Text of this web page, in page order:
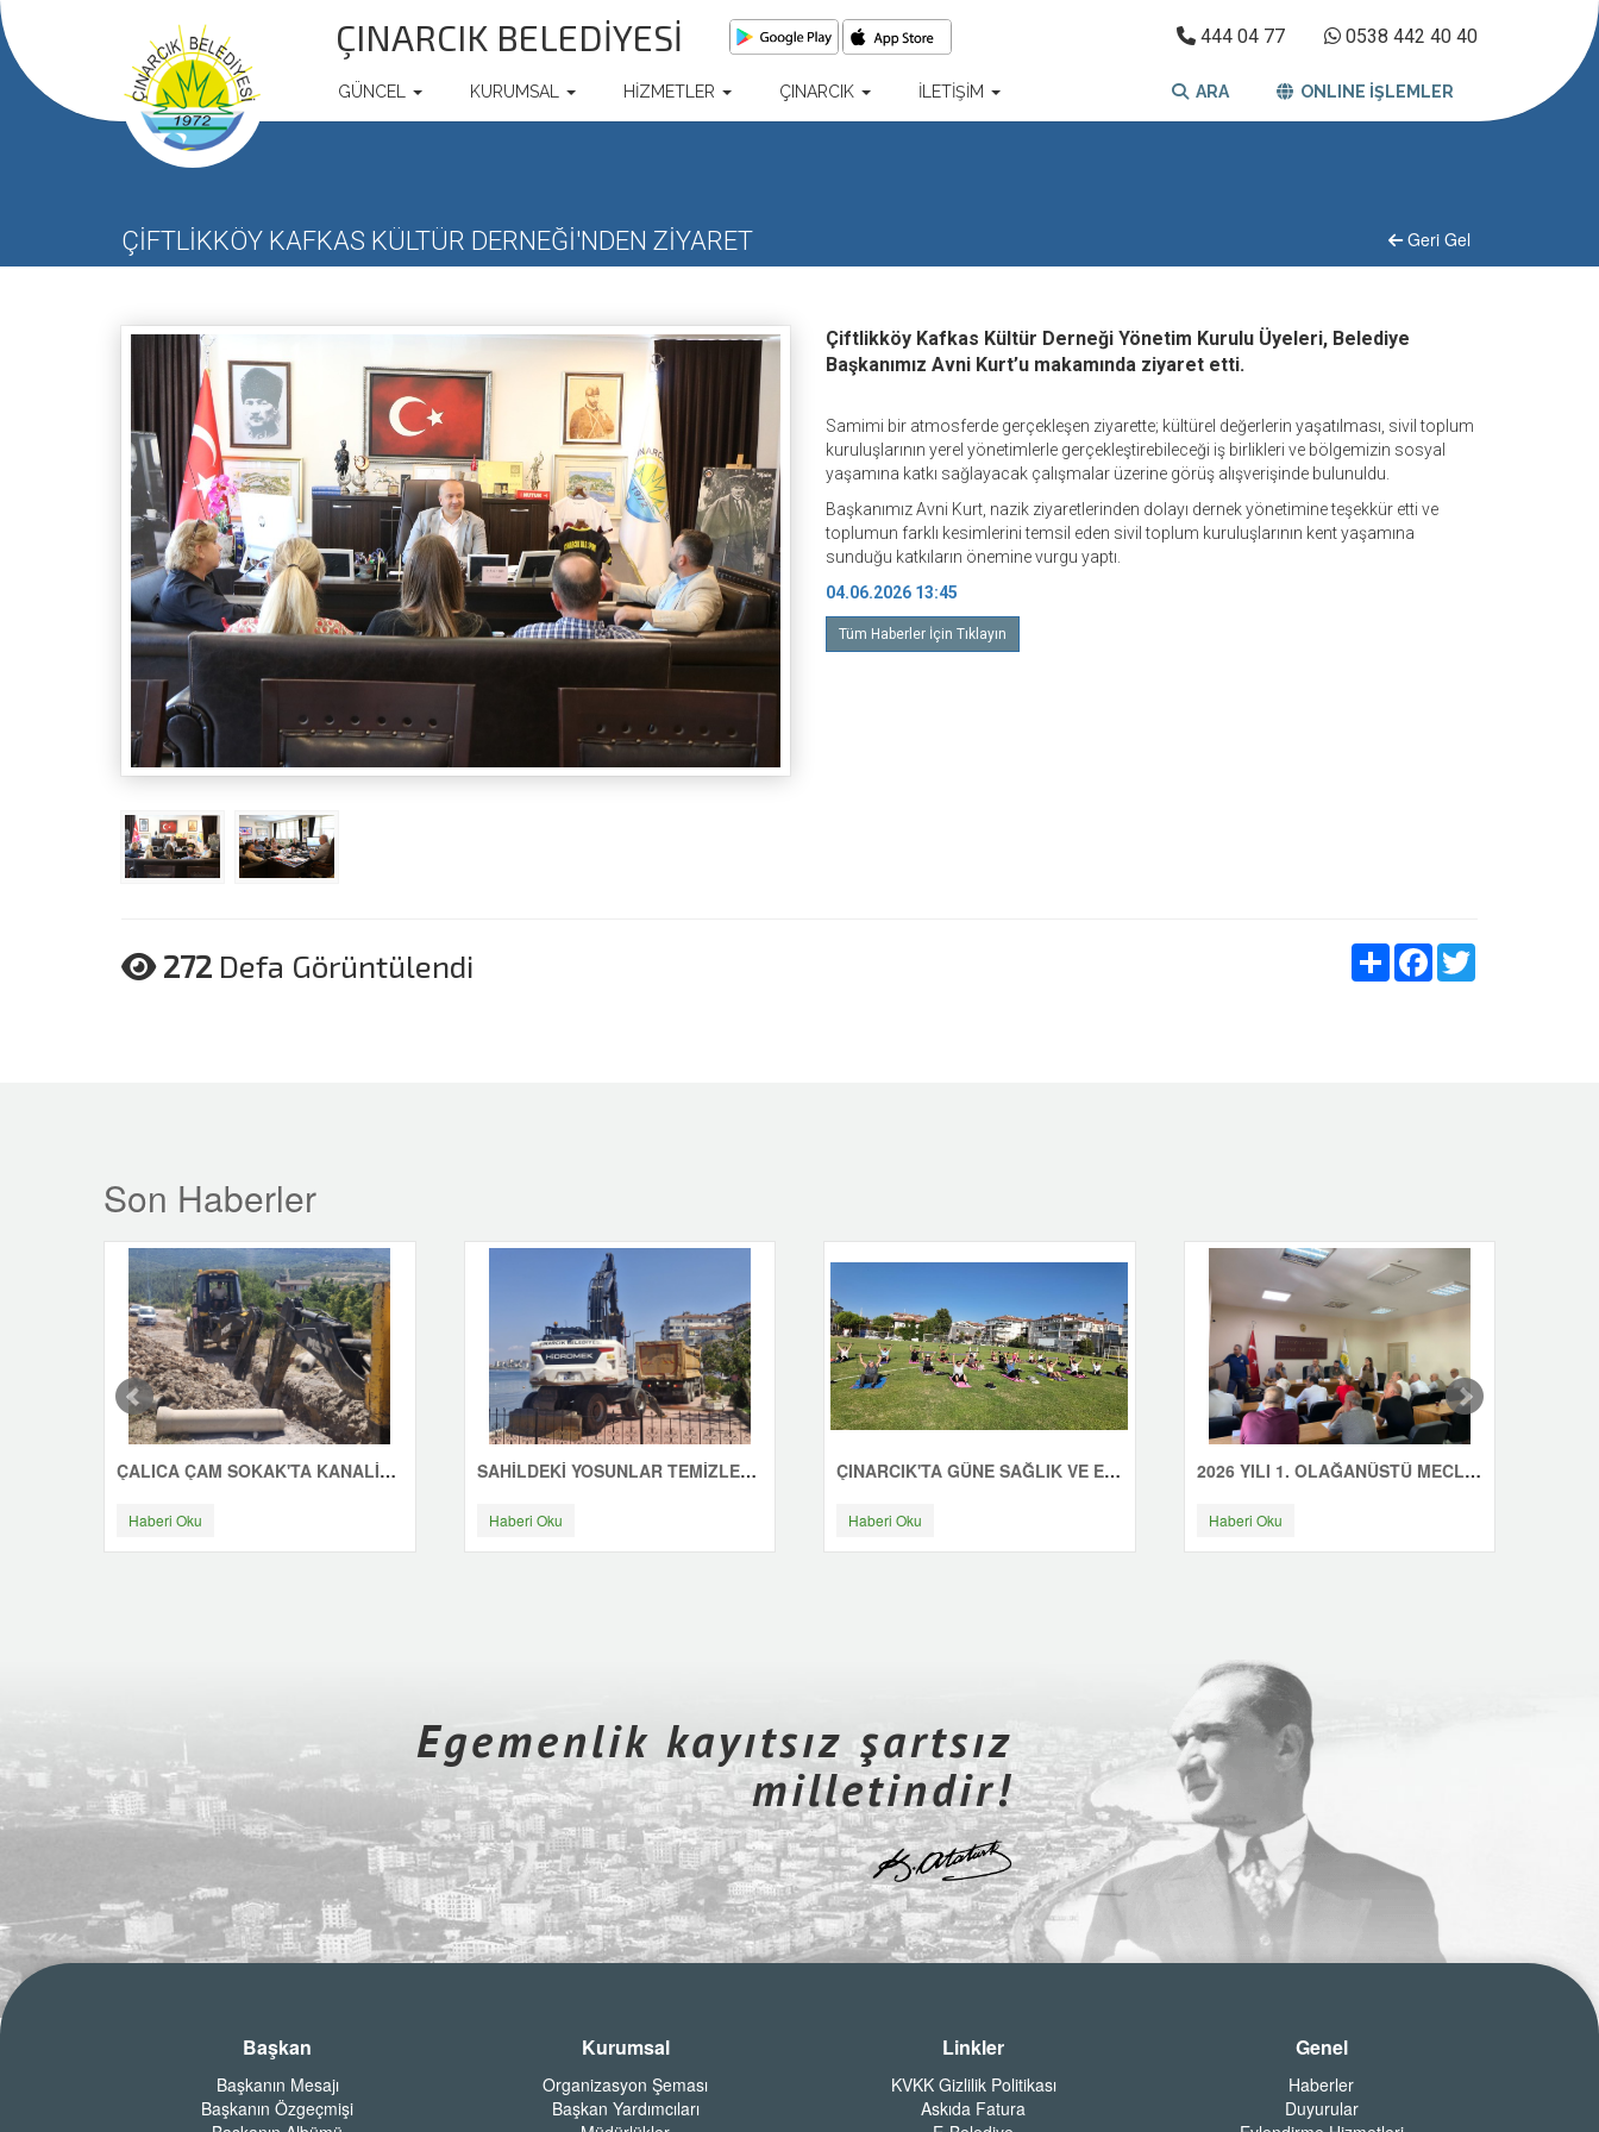
ÇINARCIK BELEDİYESİ 444 04 77 0538 442 40 40
GÜNCEL KURUMSAL HİZMETLER ÇINARCIK İLETİŞİM ARA ONLINE İŞLEMLER
ÇİFTLİKKÖY KAFKAS KÜLTÜR DERNEĞİ'NDEN ZİYARET Geri Gel
Çiftlikköy Kafkas Kültür Derneği Yönetim Kurulu Üyeleri, Belediye
Başkanımız Avni Kurt’u makamında ziyaret etti.
Samimi bir atmosferde gerçekleşen ziyarette; kültürel değerlerin yaşatılması, sivil toplum
kuruluşlarının yerel yönetimlerle gerçekleştirebileceği iş birlikleri ve bölgemizin sosyal
yaşamına katkı sağlayacak çalışmalar üzerine görüş alışverişinde bulunuldu.
Başkanımız Avni Kurt, nazik ziyaretlerinden dolayı dernek yönetimine teşekkür etti ve
toplumun farklı kesimlerini temsil eden sivil toplum kuruluşlarının kent yaşamına
sunduğu katkıların önemine vurgu yaptı.
04.06.2026 13:45
Tüm Haberler İçin Tıklayın
272 Defa Görüntülendi Share Facebook
Son Haberler
ÇALICA ÇAM SOKAK'TA KANALİZASYON ÇALIŞMASI
Haberi Oku
SAHİLDEKİ YOSUNLAR TEMİZLENİYOR
Haberi Oku
ÇINARCIK'TA GÜNE SAĞLIK VE ENERJİYLE BAŞLIYORUZ
Haberi Oku
2026 YILI 1. OLAĞANÜSTÜ MECLİS TOPLANTISI YAPILDI
Haberi Oku
Egemenlik kayıtsız şartsız
milletindir!
Başkan
Başkanın Mesajı
Başkanın Özgeçmişi
Kurumsal
Organizasyon Şeması
Başkan Yardımcıları
Linkler
KVKK Gizlilik Politikası
Askıda Fatura
Genel
Haberler
Duyurular